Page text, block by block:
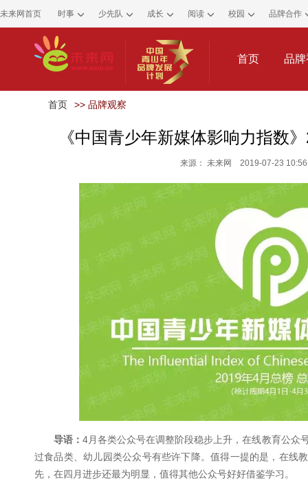
未来网首页 时事 少先队 成长 阅读 校园 品牌合作
首页 品
首页 >> 品牌观察
《中国青少年新媒体影响力指数
来源： 未来网 2019-07-23
导语：4月各类公众号在调整阶段稳步上升，在线教育公众
过食品类、幼儿园类公众号有些许下降。值得一提的是，在线
先，在四月进步还最为明显，值得其他公众号好好借鉴学习。